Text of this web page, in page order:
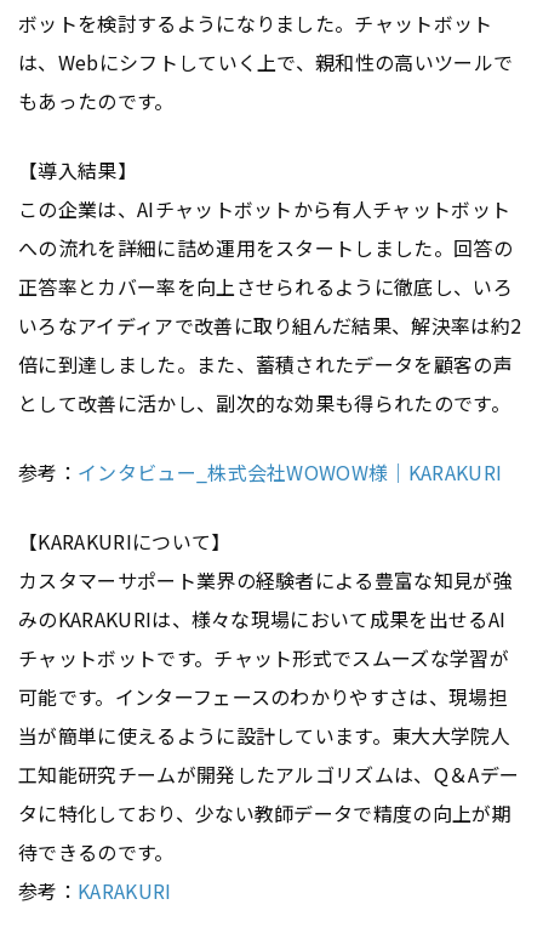
ボットを検討するようになりました。チャットボット
は、Webにシフトしていく上で、親和性の高いツールで
もあったのです。
【導入結果】
この企業は、AIチャットボットから有人チャットボット
への流れを詳細に詰め運用をスタートしました。回答の
正答率とカバー率を向上させられるように徹底し、いろ
いろなアイディアで改善に取り組んだ結果、解決率は約2
倍に到達しました。また、蓄積されたデータを顧客の声
として改善に活かし、副次的な効果も得られたのです。
参考： インタビュー_株式会社WOWOW様｜KARAKURI
【KARAKURIについて】
カスタマーサポート業界の経験者による豊富な知見が強
みのKARAKURIは、様々な現場において成果を出せるAI
チャットボットです。チャット形式でスムーズな学習が
可能です。インターフェースのわかりやすさは、現場担
当が簡単に使えるように設計しています。東大大学院人
工知能研究チームが開発したアルゴリズムは、Q＆Aデー
タに特化しており、少ない教師データで精度の向上が期
待できるのです。
参考： KARAKURI